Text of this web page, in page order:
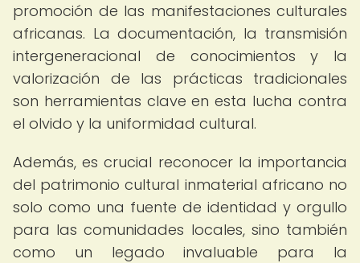
promoción de las manifestaciones culturales
africanas. La documentación, la transmisión
intergeneracional de conocimientos y la
valorización de las prácticas tradicionales
son herramientas clave en esta lucha contra
el olvido y la uniformidad cultural.
Además, es crucial reconocer la importancia
del patrimonio cultural inmaterial africano no
solo como una fuente de identidad y orgullo
para las comunidades locales, sino también
como un legado invaluable para la